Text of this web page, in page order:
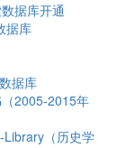
据库开通
据库
据库
2005-2015年
（历史学